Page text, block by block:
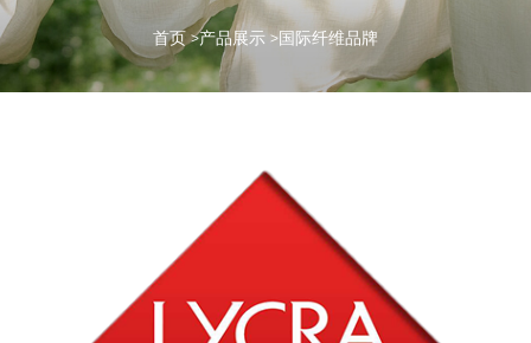
首页 >产品展示 >国际纤维品牌